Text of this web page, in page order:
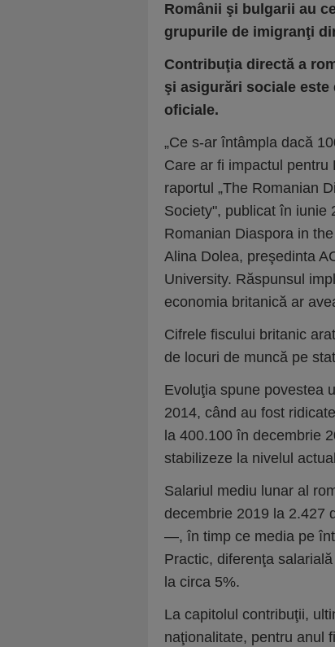
Românii şi bulgarii au
grupurile de imigranţi
Contribuţia directă a
şi asigurări sociale
oficiale.
„Ce s-ar întâmpla dacă
Care ar fi impactul
raportul „The Romanian
Society", publicat în iunie
Romanian Diaspora in
Alina Dolea, preşedinta
University. Răspunsul
economia britanică ar
Cifrele fiscului britanic
de locuri de muncă pe
Evoluţia spune povestea
2014, când au fost
la 400.100 în decembrie
stabilizeze la nivelul
Salariul mediu lunar al
decembrie 2019 la 2.427
—, în timp ce media pe
Practic, diferenţa
la circa 5%.
La capitolul contribuţii,
naţionalitate, pentru anul